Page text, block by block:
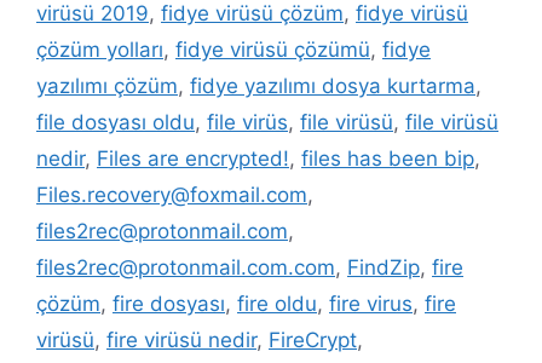
virüsü 2019, fidye virüsü çözüm, fidye virüsü
çözüm yolları, fidye virüsü çözümü, fidye
yazılımı çözüm, fidye yazılımı dosya kurtarma,
file dosyası oldu, file virüs, file virüsü, file virüsü
nedir, Files are encrypted!, files has been bip,
Files.recovery@foxmail.com,
files2rec@protonmail.com,
files2rec@protonmail.com.com, FindZip, fire
çözüm, fire dosyası, fire oldu, fire virus, fire
virüsü, fire virüsü nedir, FireCrypt,